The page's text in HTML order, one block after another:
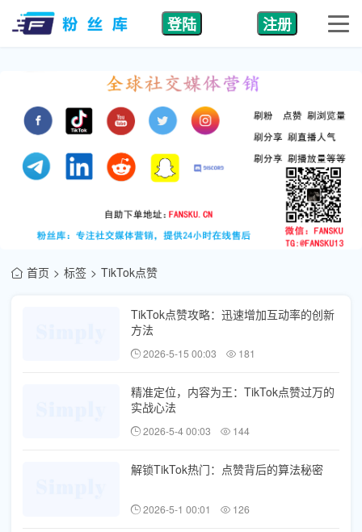
登陆 注册
首页 标签 TikTok点赞
TikTok点赞攻略：迅速增加互动率的创新
方法
2026-5-15 00:03 181
精准定位，内容为王：TikTok点赞过万的
实战心法
2026-5-4 00:03 144
解锁TikTok热门：点赞背后的算法秘密
2026-5-1 00:01 126